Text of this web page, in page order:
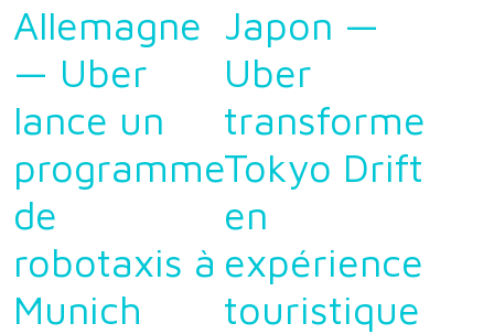
Allemagne
— Uber
lance un
programme
de
robotaxis à
Munich
Japon —
Uber
transforme
Tokyo Drift
en
expérience
touristique